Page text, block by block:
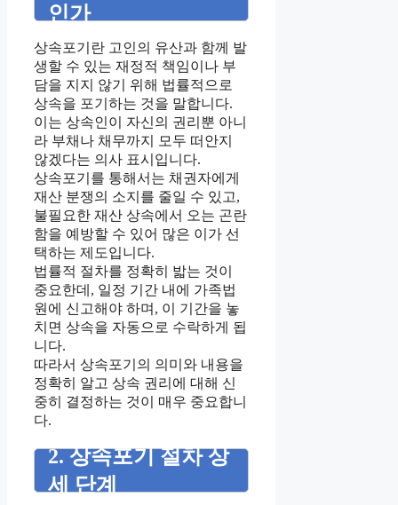
인가
상속포기란 고인의 유산과 함께 발
생할 수 있는 재정적 책임이나 부
담을 지지 않기 위해 법률적으로
상속을 포기하는 것을 말합니다.
이는 상속인이 자신의 권리뿐 아니
라 부채나 채무까지 모두 떠안지
않겠다는 의사 표시입니다.
상속포기를 통해서는 채권자에게
재산 분쟁의 소지를 줄일 수 있고,
불필요한 재산 상속에서 오는 곤란
함을 예방할 수 있어 많은 이가 선
택하는 제도입니다.
법률적 절차를 정확히 밟는 것이
중요한데, 일정 기간 내에 가족법
원에 신고해야 하며, 이 기간을 놓
치면 상속을 자동으로 수락하게 됩
니다.
따라서 상속포기의 의미와 내용을
정확히 알고 상속 권리에 대해 신
중히 결정하는 것이 매우 중요합니
다.
2. 상속포기 절차 상
세 단계